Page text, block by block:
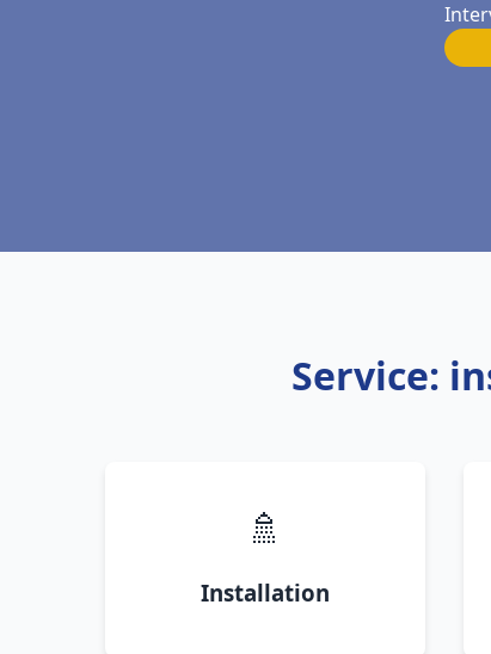
Service:
🚿
Installation